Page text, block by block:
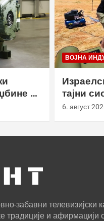
у
ВОЈНА
тајни
са
6. август
забавни телевизијски
традиције и афирмацији